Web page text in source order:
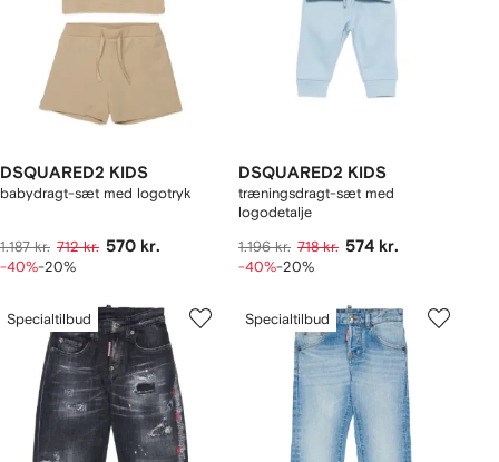
DSQUARED2 KIDS
babydragt-sæt med logotryk
1.187 kr. 712 kr. 570 kr.
-40%-20%
DSQUARED2 KIDS
træningsdragt-sæt med
logodetalje
1.196 kr. 718 kr. 574 kr.
-40%-20%
Specialtilbud Specialtilbud